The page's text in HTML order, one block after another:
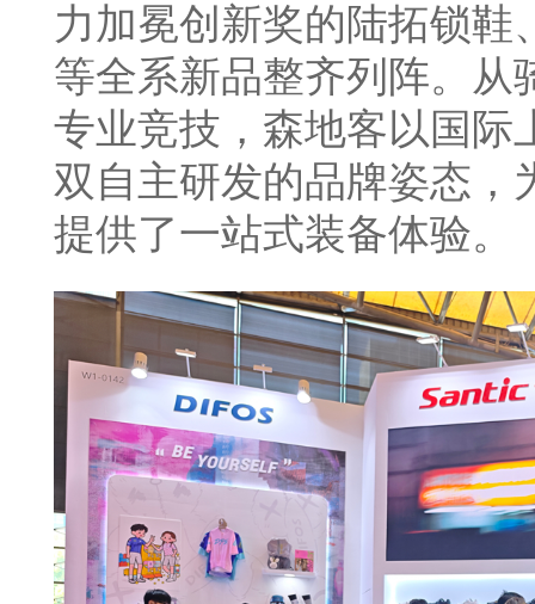
力加冕创新奖的陆拓锁
等全系新品整齐列阵。从
专业竞技，森地客以国际
双自主研发的品牌姿态，
提供了一站式装备体验。